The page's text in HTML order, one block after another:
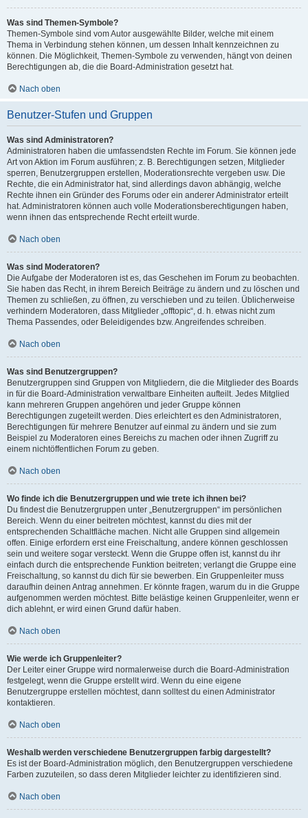
Was sind Themen-Symbole?
Themen-Symbole sind vom Autor ausgewählte Bilder, welche mit einem
Thema in Verbindung stehen können, um dessen Inhalt kennzeichnen zu
können. Die Möglichkeit, Themen-Symbole zu verwenden, hängt von deinen
Berechtigungen ab, die die Board-Administration gesetzt hat.
Nach oben
Benutzer-Stufen und Gruppen
Was sind Administratoren?
Administratoren haben die umfassendsten Rechte im Forum. Sie können jede
Art von Aktion im Forum ausführen; z. B. Berechtigungen setzen, Mitglieder
sperren, Benutzergruppen erstellen, Moderationsrechte vergeben usw. Die
Rechte, die ein Administrator hat, sind allerdings davon abhängig, welche
Rechte ihnen ein Gründer des Forums oder ein anderer Administrator erteilt
hat. Administratoren können auch volle Moderationsberechtigungen haben,
wenn ihnen das entsprechende Recht erteilt wurde.
Nach oben
Was sind Moderatoren?
Die Aufgabe der Moderatoren ist es, das Geschehen im Forum zu beobachten.
Sie haben das Recht, in ihrem Bereich Beiträge zu ändern und zu löschen und
Themen zu schließen, zu öffnen, zu verschieben und zu teilen. Üblicherweise
verhindern Moderatoren, dass Mitglieder „offtopic“, d. h. etwas nicht zum
Thema Passendes, oder Beleidigendes bzw. Angreifendes schreiben.
Nach oben
Was sind Benutzergruppen?
Benutzergruppen sind Gruppen von Mitgliedern, die die Mitglieder des Boards
in für die Board-Administration verwaltbare Einheiten aufteilt. Jedes Mitglied
kann mehreren Gruppen angehören und jeder Gruppe können
Berechtigungen zugeteilt werden. Dies erleichtert es den Administratoren,
Berechtigungen für mehrere Benutzer auf einmal zu ändern und sie zum
Beispiel zu Moderatoren eines Bereichs zu machen oder ihnen Zugriff zu
einem nichtöffentlichen Forum zu geben.
Nach oben
Wo finde ich die Benutzergruppen und wie trete ich ihnen bei?
Du findest die Benutzergruppen unter „Benutzergruppen“ im persönlichen
Bereich. Wenn du einer beitreten möchtest, kannst du dies mit der
entsprechenden Schaltfläche machen. Nicht alle Gruppen sind allgemein
offen. Einige erfordern erst eine Freischaltung, andere können geschlossen
sein und weitere sogar versteckt. Wenn die Gruppe offen ist, kannst du ihr
einfach durch die entsprechende Funktion beitreten; verlangt die Gruppe eine
Freischaltung, so kannst du dich für sie bewerben. Ein Gruppenleiter muss
daraufhin deinen Antrag annehmen. Er könnte fragen, warum du in die Gruppe
aufgenommen werden möchtest. Bitte belästige keinen Gruppenleiter, wenn er
dich ablehnt, er wird einen Grund dafür haben.
Nach oben
Wie werde ich Gruppenleiter?
Der Leiter einer Gruppe wird normalerweise durch die Board-Administration
festgelegt, wenn die Gruppe erstellt wird. Wenn du eine eigene
Benutzergruppe erstellen möchtest, dann solltest du einen Administrator
kontaktieren.
Nach oben
Weshalb werden verschiedene Benutzergruppen farbig dargestellt?
Es ist der Board-Administration möglich, den Benutzergruppen verschiedene
Farben zuzuteilen, so dass deren Mitglieder leichter zu identifizieren sind.
Nach oben